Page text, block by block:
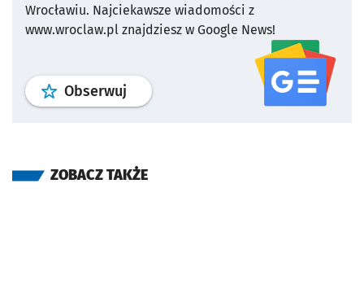
Wrocławiu. Najciekawsze wiadomości z
www.wroclaw.pl znajdziesz w Google News!
Obserwuj profil serwisu
ZOBACZ TAKŻE